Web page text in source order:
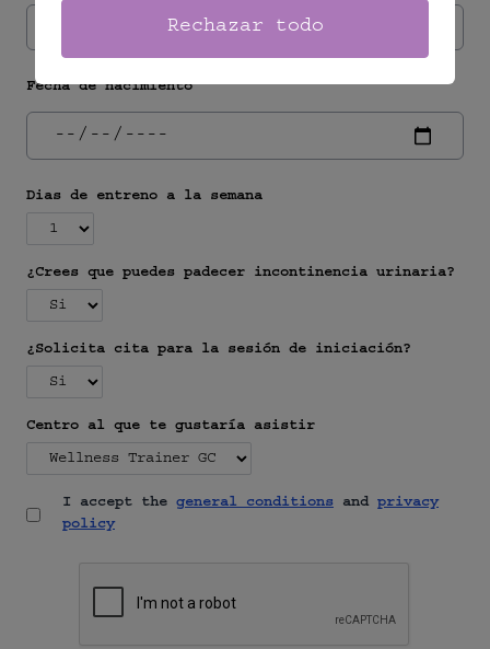
Fecha de nacimiento
Dias de entreno a la semana
¿Crees que puedes padecer incontinencia urinaria?
¿Solicita cita para la sesión de iniciación?
Centro al que te gustaría asistir
I accept the general conditions and privacy
policy
Rechazar todo